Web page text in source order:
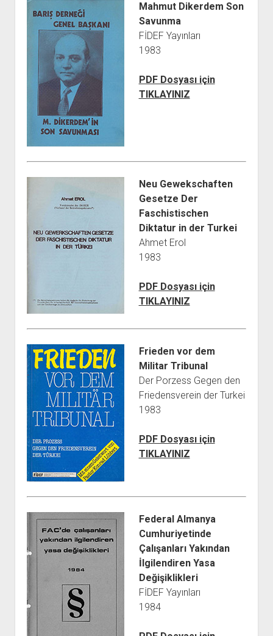
Mahmut Dikerdem Son
Savunma
FİDEF Yayınları
1983
PDF Dosyası için
TIKLAYINIZ
Neu Gewekschaften
Gesetze Der
Faschistischen
Diktatur in der Turkei
Ahmet Erol
1983
PDF Dosyası için
TIKLAYINIZ
Frieden vor dem
Militar Tribunal
Der Porzess Gegen den
Friedensverein der Turkei
1983
PDF Dosyası için
TIKLAYINIZ
Federal Almanya
Cumhuriyetinde
Çalışanları Yakından
İlgilendiren Yasa
Değişiklikleri
FİDEF Yayınları
1984